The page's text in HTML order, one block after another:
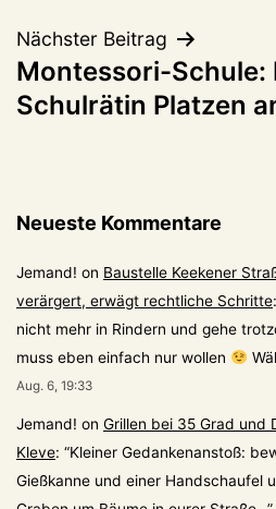
Nächster Beitrag
Montessori-Schule:
Schulrätin Platzen
Neueste Kommentare
Jemand! on Baustelle Keekener
verärgert, erwägt rechtliche Schritte
nicht mehr in Rindern und gehe
muss eben einfach nur wollen
Aug. 6, 19:33
Jemand! on Grillen bei 35 Grad und
Kleve: “Kleiner Gedankenanstoß:
Gießkanne und einer Handschaufel